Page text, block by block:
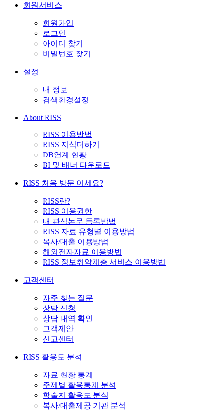
회원서비스
회원가입
로그인
아이디 찾기
비밀번호 찾기
설정
내 정보
검색환경설정
About RISS
RISS 이용방법
RISS 지식더하기
DB연계 현황
BI 및 배너 다운로드
RISS 처음 방문 이세요?
RISS란?
RISS 이용권한
내 관심논문 등록방법
RISS 자료 유형별 이용방법
복사/대출 이용방법
해외전자자료 이용방법
RISS 정보취약계층 서비스 이용방법
고객센터
자주 찾는 질문
상담 신청
상담 내역 확인
고객제안
신고센터
RISS 활용도 분석
자료 현황 통계
주제별 활용통계 분석
학술지 활용도 분석
복사/대출제공 기관 분석